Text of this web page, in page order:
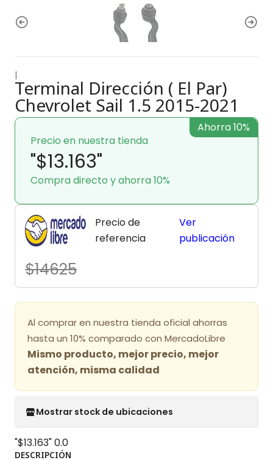
|
Terminal Dirección ( El Par)
Chevrolet Sail 1.5 2015-2021
Precio en nuestra tienda
"$13.163"
Compra directo y ahorra 10%
Ahorra 10%
Precio de
referencia
$14625
Ver
publicación
Al comprar en nuestra tienda oficial ahorras
hasta un 10% comparado con MercadoLibre
Mismo producto, mejor precio, mejor
atención, misma calidad
Mostrar stock de ubicaciones
"$13.163"0.0
DESCRIPCIÓN